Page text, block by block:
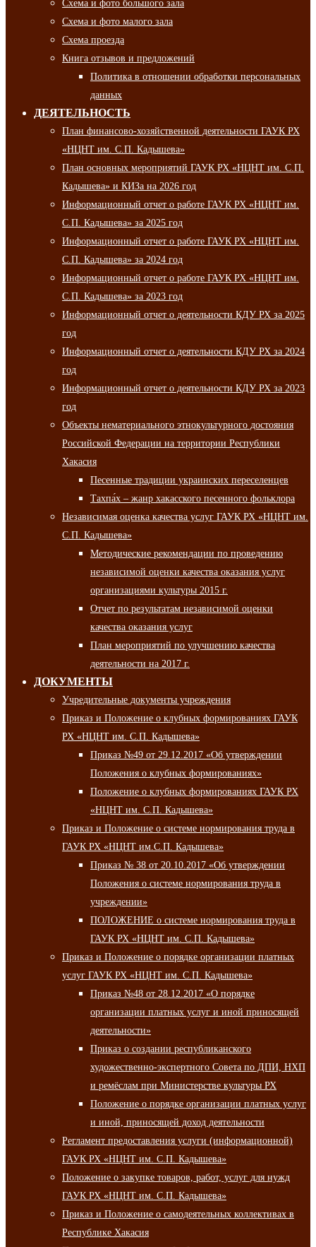
Схема и фото большого зала
Схема и фото малого зала
Схема проезда
Книга отзывов и предложений
Политика в отношении обработки персональных
данных
ДЕЯТЕЛЬНОСТЬ
План финансово-хозяйственной деятельности ГАУК РХ
«НЦНТ им. С.П. Кадышева»
План основных мероприятий ГАУК РХ «НЦНТ им. С.П.
Кадышева» и КИЗа на 2026 год
Информационный отчет о работе ГАУК РХ «НЦНТ им.
С.П. Кадышева» за 2025 год
Информационный отчет о работе ГАУК РХ «НЦНТ им.
С.П. Кадышева» за 2024 год
Информационный отчет о работе ГАУК РХ «НЦНТ им.
С.П. Кадышева» за 2023 год
Информационный отчет о деятельности КДУ РХ за 2025
год
Информационный отчет о деятельности КДУ РХ за 2024
год
Информационный отчет о деятельности КДУ РХ за 2023
год
Объекты нематериального этнокультурного достояния
Российской Федерации на территории Республики
Хакасия
Песенные традиции украинских переселенцев
Тахпа́х – жанр хакасского песенного фольклора
Независимая оценка качества услуг ГАУК РХ «НЦНТ им.
С.П. Кадышева»
Методические рекомендации по проведению
независимой оценки качества оказания услуг
организациями культуры 2015 г.
Отчет по результатам независимой оценки
качества оказания услуг
План мероприятий по улучшению качества
деятельности на 2017 г.
ДОКУМЕНТЫ
Учредительные документы учреждения
Приказ и Положение о клубных формированиях ГАУК
РХ «НЦНТ им. С.П. Кадышева»
Приказ №49 от 29.12.2017 «Об утверждении
Положения о клубных формированиях»
Положение о клубных формированиях ГАУК РХ
«НЦНТ им. С.П. Кадышева»
Приказ и Положение о системе нормирования труда в
ГАУК РХ «НЦНТ им.С.П. Кадышева»
Приказ № 38 от 20.10.2017 «Об утверждении
Положения о системе нормирования труда в
учреждении»
ПОЛОЖЕНИЕ о системе нормирования труда в
ГАУК РХ «НЦНТ им. С.П. Кадышева»
Приказ и Положение о порядке организации платных
услуг ГАУК РХ «НЦНТ им. С.П. Кадышева»
Приказ №48 от 28.12.2017 «О порядке
организации платных услуг и иной приносящей
деятельности»
Приказ о создании республиканского
художественно-экспертного Совета по ДПИ, НХП
и ремёслам при Министерстве культуры РХ
Положение о порядке организации платных услуг
и иной, приносящей доход деятельности
Регламент предоставления услуги (информационной)
ГАУК РХ «НЦНТ им. С.П. Кадышева»
Положение о закупке товаров, работ, услуг для нужд
ГАУК РХ «НЦНТ им. С.П. Кадышева»
Приказ и Положение о самодеятельных коллективах в
Республике Хакасия